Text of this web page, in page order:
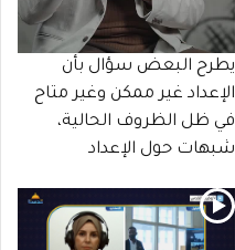
يطرح البعض سؤال بأن
الإعداد غير ممكن وغير متاح
في ظل الظروف الحالية،
شبهات حول الإعداد